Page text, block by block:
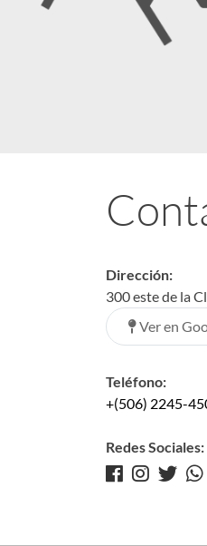
Dirección:
300 este de la
Ver en
Teléfono:
+(506) 2245-
Redes Sociales: